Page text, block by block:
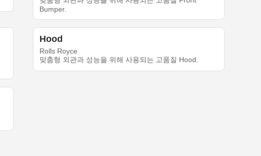
Bumper.
Hood
Rolls Royce
맞춤형 외관과 성능을 위해 사용되는 고품질 Hood.